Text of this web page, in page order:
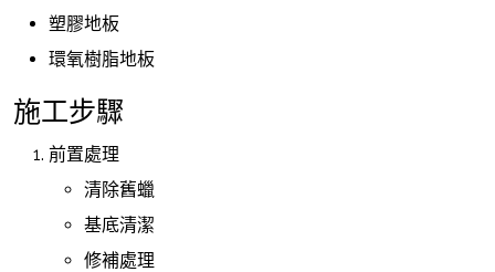
塑膠地板
環氧樹脂地板
施工步驟
前置處理
清除舊蠟
基底清潔
修補處理